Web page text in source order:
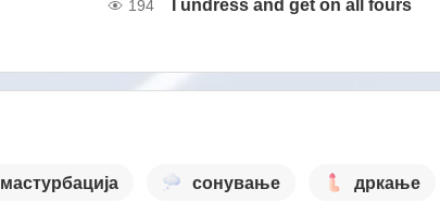
194 I undress and get on all fours
мастурбација сонување дркање